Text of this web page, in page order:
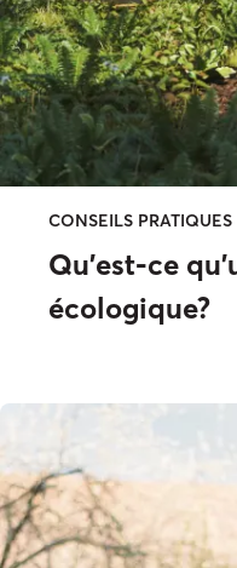
CONSEILS PRATIQUES
Qu’est-ce
écologique?